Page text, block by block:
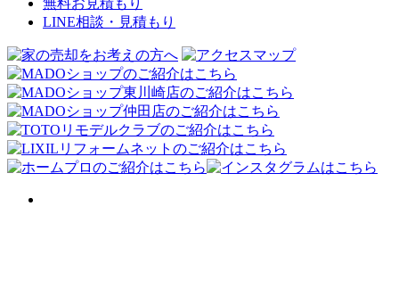
LINE相談・見積もり